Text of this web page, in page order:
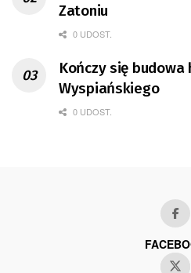
Zatoniu
0 UDOST.
Kończy się budowa
Wyspiańskiego
0 UDOST.